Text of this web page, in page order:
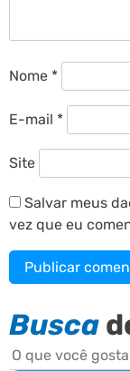
Nome *
E-mail *
Site
Salvar meus
vez que eu
Busca
Buscar